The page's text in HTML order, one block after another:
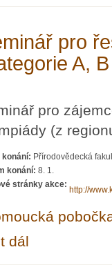
pro
A,
pro
(z
konání: Přírodovědecká
konání: 8. 1.
stránky akce:
http://
dál